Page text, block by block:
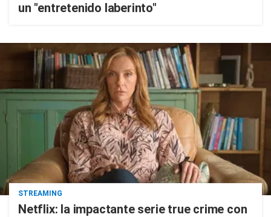
un "entretenido laberinto"
STREAMING
Netflix: la impactante serie true crime con